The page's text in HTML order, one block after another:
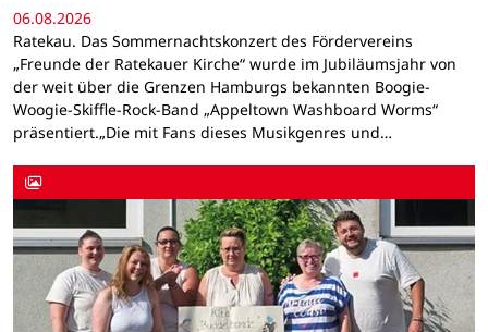
06.08.2026
Ratekau. Das Sommernachtskonzert des Fördervereins
„Freunde der Ratekauer Kirche“ wurde im Jubiläumsjahr von
der weit über die Grenzen Hamburgs bekannten Boogie-
Woogie-Skiffle-Rock-Band „Appeltown Washboard Worms“
präsentiert.„Die mit Fans dieses Musikgenres und…